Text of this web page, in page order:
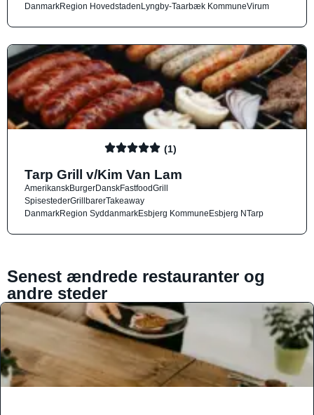
DanmarkRegion HovedstadenLyngby-Taarbæk KommuneVirum
(1)
Tarp Grill v/Kim Van Lam
AmerikanskBurgerDanskFastfoodGrill
SpisestederGrillbarerTakeaway
DanmarkRegion SyddanmarkEsbjerg KommuneEsbjerg NTarp
Senest ændrede restauranter og
andre steder